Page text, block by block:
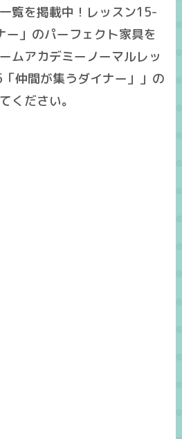
覧を掲載中！レッスン15-
ー」のパーフェクト家具を
ムアカデミーノーマルレッ
仲間が集うダイナー」」の
ください。